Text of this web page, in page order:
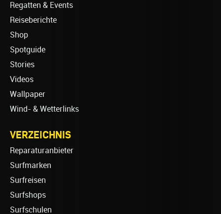
Regatten & Events
Reiseberichte
Shop
Spotguide
Stories
Videos
Wallpaper
Wind- & Wetterlinks
VERZEICHNIS
Reparaturanbieter
Surfmarken
Surfreisen
Surfshops
Surfschulen